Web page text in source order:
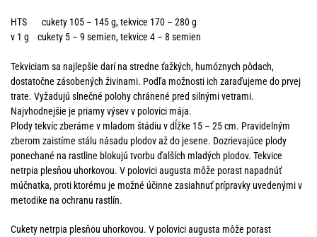
HTS cukety 105 – 145 g, tekvice 170 – 280 g
v 1 g cukety 5 – 9 semien, tekvice 4 – 8 semien
Tekviciam sa najlepšie darí na stredne ťažkých, humóznych pôdach,
dostatočne zásobených živinami. Podľa možnosti ich zaraďujeme do prvej
trate. Vyžadujú slnečné polohy chránené pred silnými vetrami.
Najvhodnejšie je priamy výsev v polovici mája.
Plody tekvíc zberáme v mladom štádiu v dĺžke 15 – 25 cm. Pravidelným
zberom zaistíme stálu násadu plodov až do jesene. Dozrievajúce plody
ponechané na rastline blokujú tvorbu ďalších mladých plodov. Tekvice
netrpia plesňou uhorkovou. V polovici augusta môže porast napadnúť
múčnatka, proti ktorému je možné účinne zasiahnuť prípravky uvedenými v
metodike na ochranu rastlín.
Cukety netrpia plesňou uhorkovou. V polovici augusta môže porast